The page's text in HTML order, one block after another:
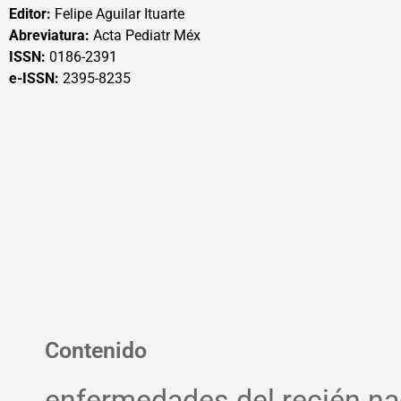
Editor: Felipe Aguilar Ituarte
Abreviatura: Acta Pediatr Méx
ISSN: 0186-2391
e-ISSN: 2395-8235
Contenido